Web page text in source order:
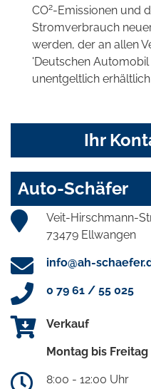
CO2-Emissionen und
Stromverbrauch
werden, der an allen
'Deutschen
unentgeltlich
Ihr
Auto-Schäfer
Veit-Hirschmann-
73479 Ellwangen
info@ah-
0 79 61 / 55 025
Verkauf
Montag bis Freitag
8:00 - 12:00 Uhr